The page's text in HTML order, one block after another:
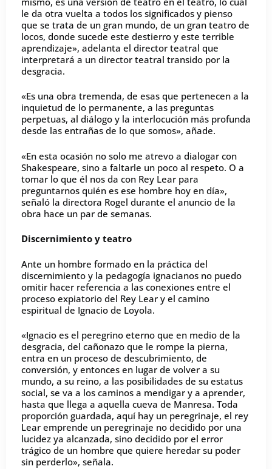
le da otra vuelta a todos los significados y pienso
que se trata de un gran mundo, de un gran teatro de
locos, donde sucede este destierro y este terrible
aprendizaje», adelanta el director teatral que
interpretará a un director teatral transido por la
desgracia.
«Es una obra tremenda, de esas que pertenecen a la
inquietud de lo permanente, a las preguntas
perpetuas, al diálogo y la interlocución más profunda
desde las entrañas de lo que somos», añade.
«En esta ocasión no solo me atrevo a dialogar con
Shakespeare, sino a faltarle un poco al respeto. O a
tomar lo que él nos da con Rey Lear para
preguntarnos quién es ese hombre hoy en día»,
señaló la directora Rogel durante el anuncio de la
obra hace un par de semanas.
Discernimiento y teatro
Ante un hombre formado en la práctica del
discernimiento y la pedagogía ignacianos no puedo
omitir hacer referencia a las conexiones entre el
proceso expiatorio del Rey Lear y el camino
espiritual de Ignacio de Loyola.
«Ignacio es el peregrino eterno que en medio de la
desgracia, del cañonazo que le rompe la pierna,
entra en un proceso de descubrimiento, de
conversión, y entonces en lugar de volver a su
mundo, a su reino, a las posibilidades de su estatus
social, se va a los caminos a mendigar y a aprender,
hasta que llega a aquella cueva de Manresa. Toda
proporción guardada, aquí hay un peregrinaje, el rey
Lear emprende un peregrinaje no decidido por una
lucidez ya alcanzada, sino decidido por el error
trágico de un hombre que quiere heredar su poder
sin perderlo», señala.